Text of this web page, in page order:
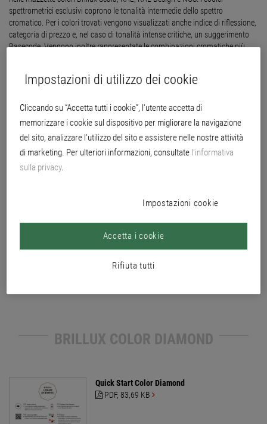
spettrometrici esclusivi coprono le tonalità intermedie dello spettro
cromatico. Per i colori trovati vengono visualizzati anche indice di riflessione,
categoria di prezzo e, nel caso di tonalità intense critiche, un suggerimento
Basecode. Vengono inoltre rappresentate le combinazioni cromatiche più
prodotto trovato sono disponibili semplicemente nella Ricerca colore oppure
BRILLUX COLOR DIAMOND
Quick Start Color Diamond
PDF, 83,69 KB
Impostazioni di utilizzo dei cookie
Cliccando su “Accetta tutti i cookie”, l'utente accetta di
memorizzare i cookie sul dispositivo per migliorare la navigazione
del sito, analizzare l'utilizzo del sito e assistere nelle nostre attività
di marketing. Per ulteriori informazioni, consultate l’informativa
sulla privacy.
Impostazioni cookie
Rifiuta tutti
Accetta i cookie